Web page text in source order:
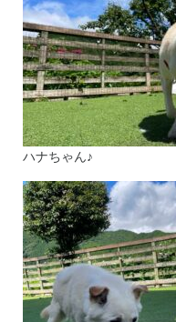
ハナちゃん♪